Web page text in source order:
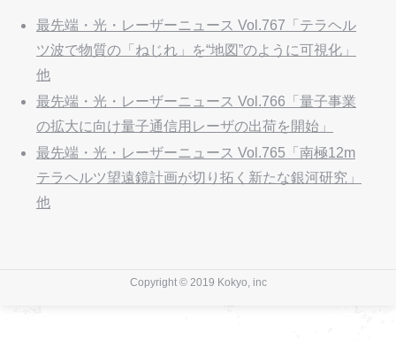
最先端・光・レーザーニュース Vol.767「テラヘル
ツ波で物質の「ねじれ」を“地図”のように可視化」
他
最先端・光・レーザーニュース Vol.766「量子事業
の拡大に向け量子通信用レーザの出荷を開始」
最先端・光・レーザーニュース Vol.765「南極12m
テラヘルツ望遠鏡計画が切り拓く新たな銀河研究」
他
Copyright © 2019 Kokyo, inc